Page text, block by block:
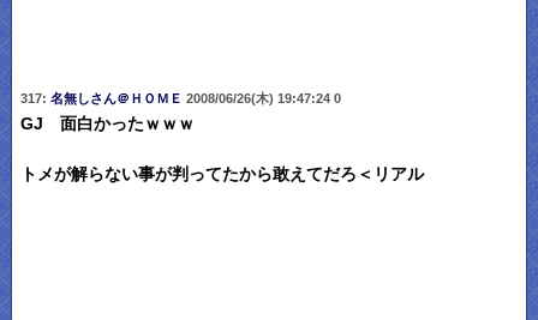
317: 名無しさん＠ＨＯＭＥ 2008/06/26(木) 19:47:24 0
GJ 面白かったｗｗｗ
トメが解らない事が判ってたから敢えてだろ＜リアル